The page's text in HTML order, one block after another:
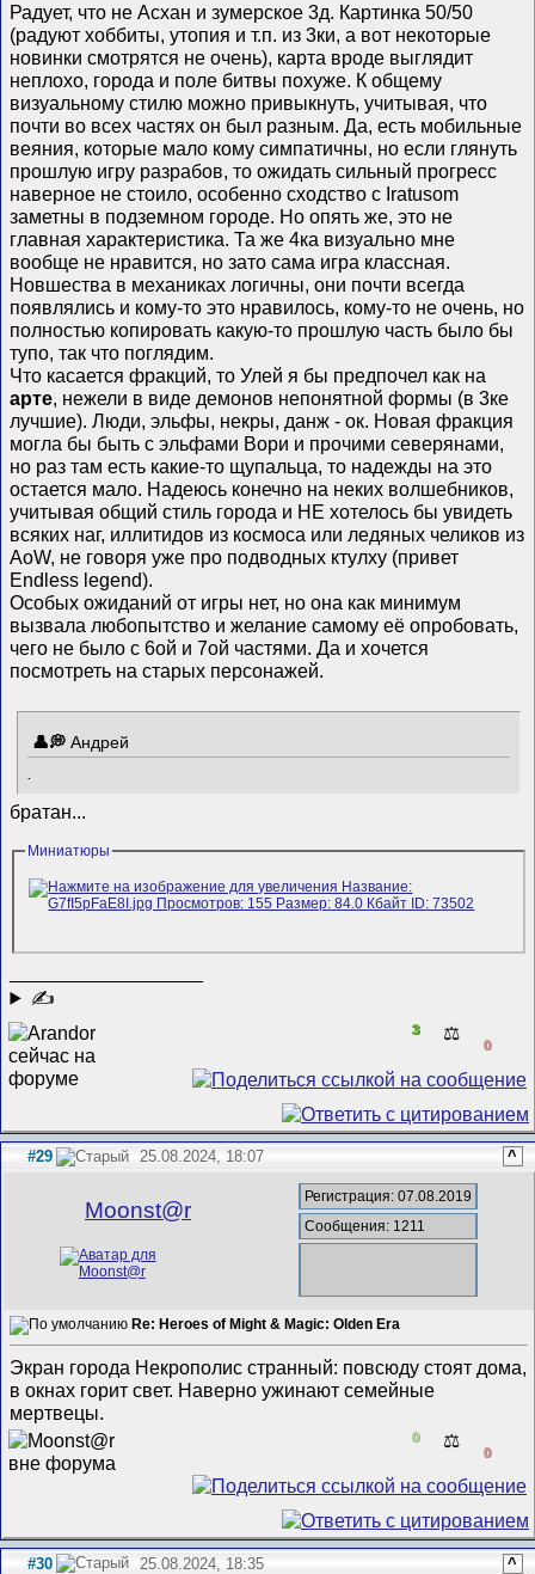
Радует, что не Асхан и зумерское 3д. Картинка 50/50
(радуют хоббиты, утопия и т.п. из 3ки, а вот некоторые
новинки смотрятся не очень), карта вроде выглядит
неплохо, города и поле битвы похуже. К общему
визуальному стилю можно привыкнуть, учитывая, что
почти во всех частях он был разным. Да, есть мобильные
веяния, которые мало кому симпатичны, но если глянуть
прошлую игру разрабов, то ожидать сильный прогресс
наверное не стоило, особенно сходство с Iratusom
заметны в подземном городе. Но опять же, это не
главная характеристика. Та же 4ка визуально мне
вообще не нравится, но зато сама игра классная.
Новшества в механиках логичны, они почти всегда
появлялись и кому-то это нравилось, кому-то не очень, но
полностью копировать какую-то прошлую часть было бы
тупо, так что поглядим.
Что касается фракций, то Улей я бы предпочел как на
арте, нежели в виде демонов непонятной формы (в 3ке
лучшие). Люди, эльфы, некры, данж - ок. Новая фракция
могла бы быть с эльфами Вори и прочими северянами,
но раз там есть какие-то щупальца, то надежды на это
остается мало. Надеюсь конечно на неких волшебников,
учитывая общий стиль города и НЕ хотелось бы увидеть
всяких наг, иллитидов из космоса или ледяных челиков из
AoW, не говоря уже про подводных ктулху (привет
Endless legend).
Особых ожиданий от игры нет, но она как минимум
вызвала любопытство и желание самому её опробовать,
чего не было с 6ой и 7ой частями. Да и хочется
посмотреть на старых персонажей.
Андрей
.
братан...
Миниатюры
✍
3 ⚖️
0
#29 25.08.2024, 18:07 ^
Mооnst@r
Регистрация: 07.08.2019
Сообщения: 1211
Re: Heroes of Might & Magic: Olden Era
Экран города Некрополис странный: повсюду стоят дома,
в окнах горит свет. Наверно ужинают семейные
мертвецы.
0 ⚖️
0
#30 25.08.2024, 18:35 ^